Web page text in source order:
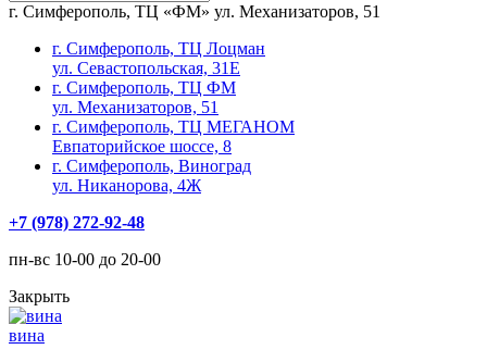
г. Симферополь, ТЦ «ФМ» ул. Механизаторов, 51
г. Симферополь, ТЦ Лоцман
ул. Севастопольская, 31Е
г. Симферополь, ТЦ ФМ
ул. Механизаторов, 51
г. Симферополь, ТЦ МЕГАНОМ
Евпаторийское шоссе, 8
г. Симферополь, Виноград
ул. Никанорова, 4Ж
+7 (978) 272-92-48
пн-вс 10-00 до 20-00
Закрыть
вина